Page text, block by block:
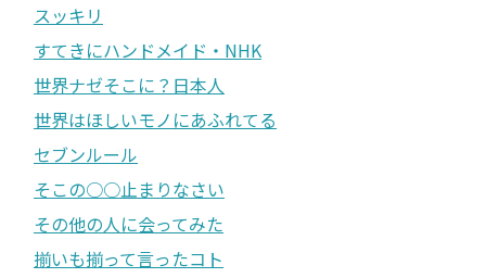
スッキリ
すてきにハンドメイド・NHK
世界ナゼそこに？日本人
世界はほしいモノにあふれてる
セブンルール
そこの○○止まりなさい
その他の人に会ってみた
揃いも揃って言ったコト